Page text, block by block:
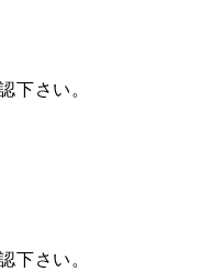
下さい。
下さい。